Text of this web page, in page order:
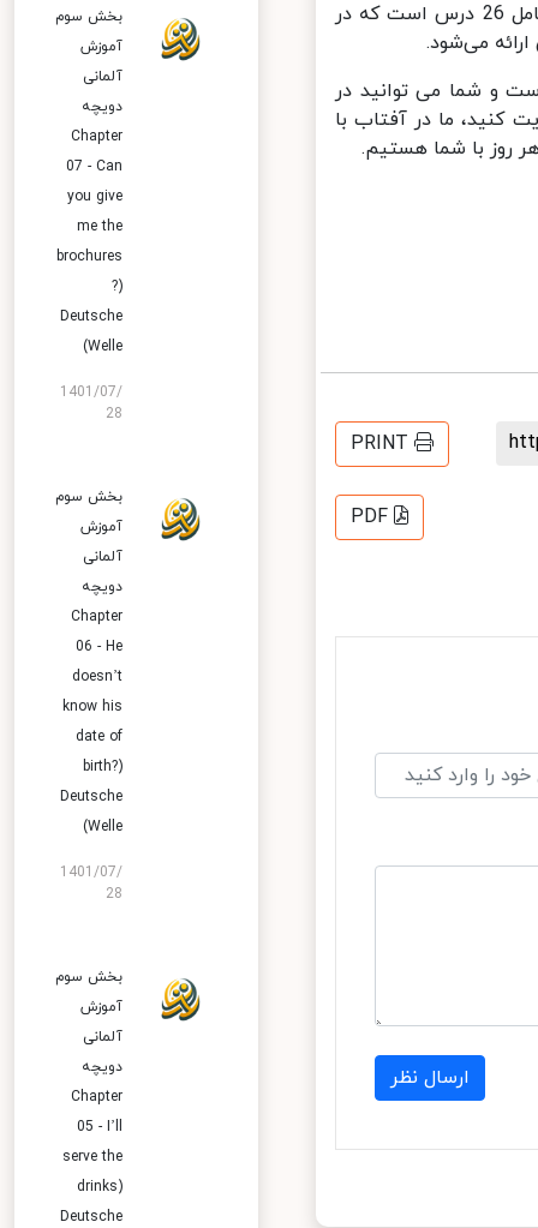
صوتی، تمارین و امکان دانلود کلیپ‌های صوتی ارائه می‌شود. هر مجموعه شامل 26 درس است که در
می‌شود.
و شما می توانید در
ما در آفتاب با
با شما هستیم.
PRINT
PDF
ارسال نظر
بخش سوم
آموزش
آلمانی
دویچه
Chapter
07 - Can
you give
me the
brochures
Deutsche
Welle)
1401/07/
28
بخش سوم
آموزش
آلمانی
دویچه
Chapter
06 - He
doesn’t
know his
date of
birth?)
Deutsche
Welle)
1401/07/
28
بخش سوم
آموزش
آلمانی
دویچه
Chapter
05 - I’ll
serve the
drinks)
Deutsche